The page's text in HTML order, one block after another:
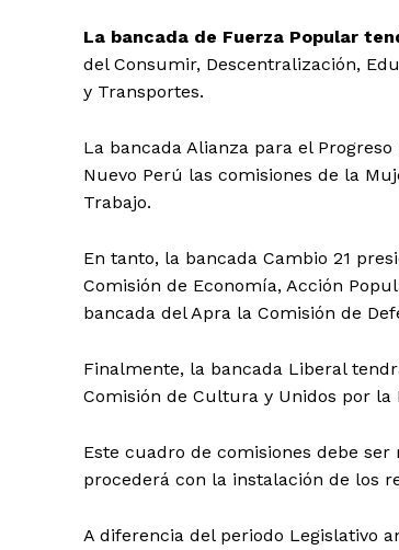
La bancada de Fuerza Popular
del Consumir, Descentralización,
y Transportes.
La bancada Alianza para el
Nuevo Perú las comisiones de la
Trabajo.
En tanto, la bancada Cambio 21
Comisión de Economía, Acción
bancada del Apra la Comisión de
Finalmente, la bancada Liberal
Comisión de Cultura y Unidos por
Este cuadro de comisiones debe
procederá con la instalación de los
A diferencia del periodo Legislativo